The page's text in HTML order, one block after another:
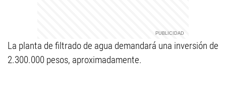
La planta de filtrado de agua demandará una inversión de
2.300.000 pesos, aproximadamente.